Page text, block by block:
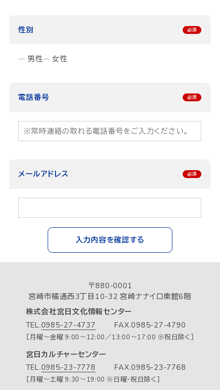
性別
男性 女性
電話番号
メールアドレス
入力内容を確認する
〒880-0001
宮崎市橘通西3丁目10-32 宮崎ナナイロ東館6階
株式会社宮日文化情報センター
TEL.0985-27-4737
［月曜～金曜 9:00～12:00／13:00～17:00 ※祝日除く］
FAX.0985-27-4790
宮日カルチャーセンター
TEL.0985-23-7778
［月曜～土曜 9:30～19:00 ※日曜・祝日除く］
FAX.0985-23-7768